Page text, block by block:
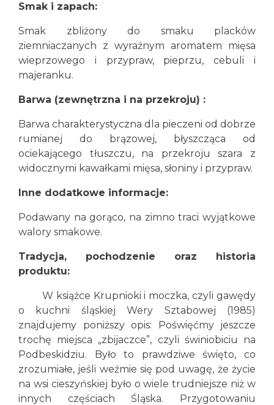
Smak i zapach:
Smak zbliżony do smaku placków
ziemniaczanych z wyraźnym aromatem mięsa
wieprzowego i przypraw, pieprzu, cebuli i
majeranku.
Barwa (zewnętrzna i na przekroju) :
Barwa charakterystyczna dla pieczeni od dobrze
rumianej do brązowej, błyszcząca od
ociekającego tłuszczu, na przekroju szara z
widocznymi kawałkami mięsa, słoniny i przypraw.
Inne dodatkowe informacje:
Podawany na gorąco, na zimno traci wyjątkowe
walory smakowe.
Tradycja, pochodzenie oraz historia
produktu:
W książce Krupnioki i moczka, czyli gawędy
o kuchni śląskiej Wery Sztabowej (1985)
znajdujemy poniższy opis: Poświęćmy jeszcze
trochę miejsca „zbijaczce”, czyli świniobiciu na
Podbeskidziu. Było to prawdziwe święto, co
zrozumiałe, jeśli weźmie się pod uwagę, że życie
na wsi cieszyńskiej było o wiele trudniejsze niż w
innych częściach Śląska. Przygotowaniu